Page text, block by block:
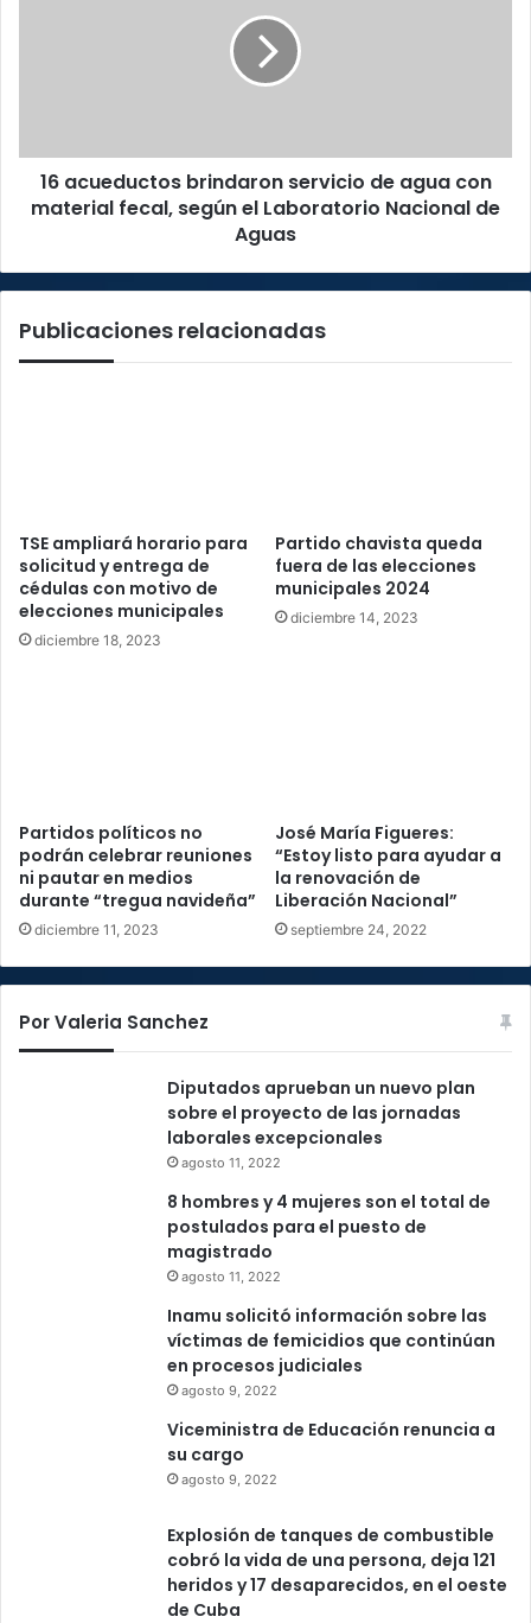
fecal,
según
de
16 acueductos brindaron servicio de agua con
material fecal, según el Laboratorio Nacional de
Aguas
Publicaciones relacionadas
TSE ampliará horario para
solicitud y entrega de
cédulas con motivo de
elecciones municipales
diciembre 18, 2023
Partido chavista queda
fuera de las elecciones
municipales 2024
diciembre 14, 2023
Partidos políticos no
podrán celebrar reuniones
ni pautar en medios
durante “tregua navideña”
diciembre 11, 2023
José María Figueres:
“Estoy listo para ayudar a
la renovación de
Liberación Nacional”
septiembre 24, 2022
Por Valeria Sanchez
Diputados aprueban un nuevo plan
sobre el proyecto de las jornadas
laborales excepcionales
agosto 11, 2022
8 hombres y 4 mujeres son el total de
postulados para el puesto de
magistrado
agosto 11, 2022
Inamu solicitó información sobre las
víctimas de femicidios que continúan
en procesos judiciales
agosto 9, 2022
Viceministra de Educación renuncia a
su cargo
agosto 9, 2022
Explosión de tanques de combustible
cobró la vida de una persona, deja 121
heridos y 17 desaparecidos, en el oeste
de Cuba